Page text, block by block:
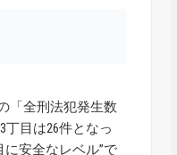
「全刑法犯発生数
丁目は26件となっ
に安全なレベル”で